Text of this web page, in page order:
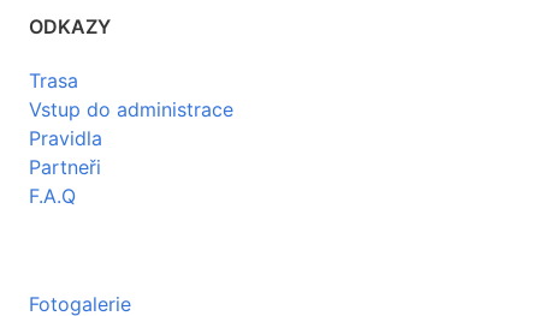
ODKAZY
Trasa
Vstup do administrace
Pravidla
Partneři
F.A.Q
Fotogalerie